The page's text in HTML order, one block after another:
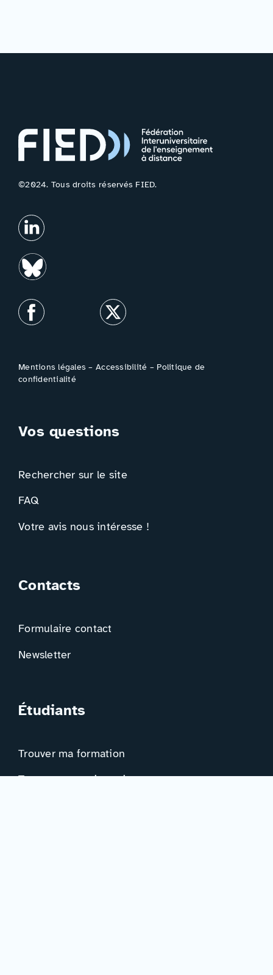
©2024. Tous droits réservés FIED.
Mentions légales –Accessibilité – Politique de
confidentialité
Vos questions
Rechercher sur le site
FAQ
Votre avis nous intéresse !
Contacts
Formulaire contact
Newsletter
Étudiants
Trouver ma formation
Trouver mon orientation